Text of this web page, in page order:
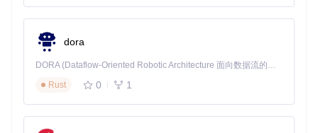
★★☆☆☆ ★★★☆☆
操作复杂度
图谱支持
具
具
dora
DORA (Dataflow-Oriented Robotic Architecture 面向数据流的机器人架构) 是为 AI 与具身智能机器人打造的高性能开发框架，以数据流范式重构开发逻辑，原生支持分布式部署与端边云协同 —— 无需复杂适配，即可实现一体端到端具身大小脑、VLA等模型部署，无缝衔接感知、推理、控制全链路，让 AI 能力与机器人动作深度融合。 依托 Rust 内核与零拷贝通信技术，它将具身大小脑、VLA等模型推理、多模态数据融合延迟压缩至微秒级，同时兼容 ROS2 生态与国产 AI 芯片，彻底降低具身智能机器人的开发门槛，让分布式部署下的 AI 赋能创新更高效、更灵活。
Rust
0 1